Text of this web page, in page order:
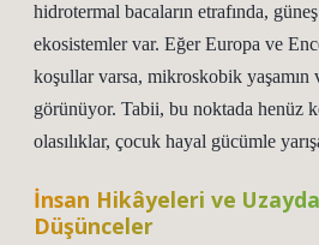
hidrotermal bacaların etrafında, güneş
ekosistemler var. Eğer Europa ve
koşullar varsa, mikroskobik yaşamın
görünüyor. Tabii, bu noktada henüz
olasılıklar, çocuk hayal gücümle
İnsan Hikâyeleri ve
Düşünceler